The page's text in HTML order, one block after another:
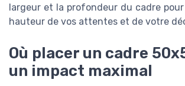
largeur et la profondeur du cadre
hauteur de vos attentes et de votre
Où placer un cadre
un impact maximal